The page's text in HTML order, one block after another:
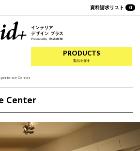
資料請求リスト 0
PRODUCTS
製品を探す
Center
Center